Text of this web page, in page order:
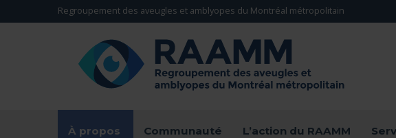
Aller directement au contenu
Regroupement des aveugles et amblyopes du Montréal métropolitain
À propos (actuellement sélectionnée)
Communauté L’action du RAAMM